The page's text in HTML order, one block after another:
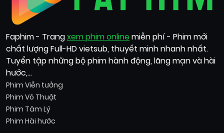
Faphim - Trangxem phim online miễn phí - Phim mới
chất lượng Full-HD vietsub, thuyết minh nhanh nhất.
Tuyển tập những bộ phim hành động, lãng mạn và hài
hước,...
Phim Viễn tưởng
Phim Võ Thuật
Phim Tâm Lý
Phim Hài hước